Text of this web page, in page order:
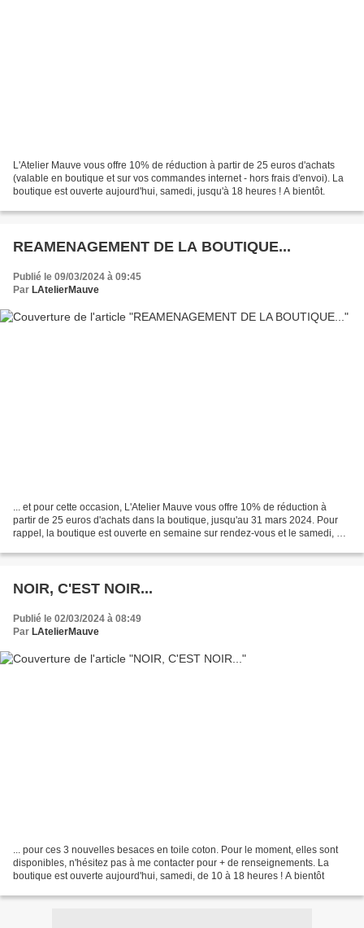
L'Atelier Mauve vous offre 10% de réduction à partir de 25 euros d'achats
(valable en boutique et sur vos commandes internet - hors frais d'envoi). La
boutique est ouverte aujourd'hui, samedi, jusqu'à 18 heures ! A bientôt.
REAMENAGEMENT DE LA BOUTIQUE...
Publié le 09/03/2024 à 09:45
Par LAtelierMauve
... et pour cette occasion, L'Atelier Mauve vous offre 10% de réduction à
partir de 25 euros d'achats dans la boutique, jusqu'au 31 mars 2024. Pour
rappel, la boutique est ouverte en semaine sur rendez-vous et le samedi, de
NOIR, C'EST NOIR...
Publié le 02/03/2024 à 08:49
Par LAtelierMauve
... pour ces 3 nouvelles besaces en toile coton. Pour le moment, elles sont
disponibles, n'hésitez pas à me contacter pour + de renseignements. La
boutique est ouverte aujourd'hui, samedi, de 10 à 18 heures ! A bientôt